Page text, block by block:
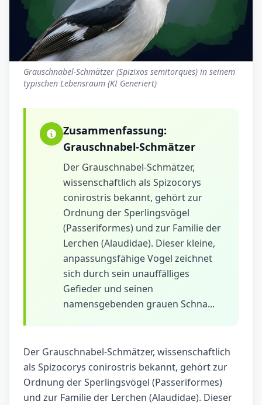
Grauschnabel-Schmätzer (Spizixos semitorques) in seinem
typischen Lebensraum (KI Generiert)
Zusammenfassung:
Grauschnabel-Schmätzer
Der Grauschnabel-Schmätzer,
wissenschaftlich als Spizocorys
conirostris bekannt, gehört zur
Ordnung der Sperlingsvögel
(Passeriformes) und zur Familie der
Lerchen (Alaudidae). Dieser kleine,
anpassungsfähige Vogel zeichnet
sich durch sein unauffälliges
Gefieder und seinen
namensgebenden grauen Schna...
Der Grauschnabel-Schmätzer, wissenschaftlich
als Spizocorys conirostris bekannt, gehört zur
Ordnung der Sperlingsvögel (Passeriformes)
und zur Familie der Lerchen (Alaudidae). Dieser